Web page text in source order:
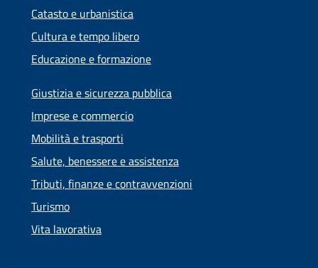
Catasto e urbanistica
Cultura e tempo libero
Educazione e formazione
Giustizia e sicurezza pubblica
Imprese e commercio
Mobilità e trasporti
Salute, benessere e assistenza
Tributi, finanze e contravvenzioni
Turismo
Vita lavorativa